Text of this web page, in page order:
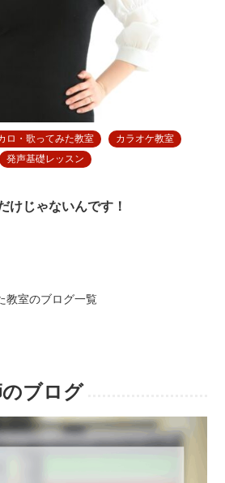
ロ・歌ってみた教室
カラオケ教室
発声基礎レッスン
けじゃないんです！
教室のブログ一覧
ブログ